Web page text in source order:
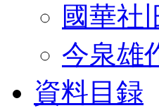
國華社
今泉雄
資料目録